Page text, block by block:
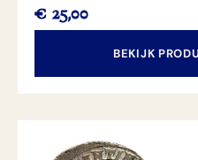
€ 25,00
BEKIJK